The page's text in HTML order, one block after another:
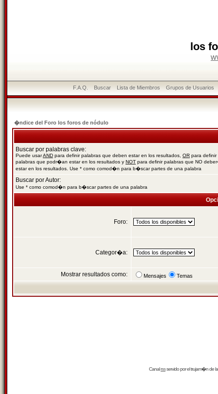
los
F.A.Q. Buscar Lista de Miembros Grupos de Usuarios
�ndice del Foro los foros de nódulo
Buscar por palabras clave:
Puede usarAND para definir palabras que deben estar en los resultados, OR para definir
palabras que podr�an estar en los resultados y NOT para definir palabras que NO
estar en los resultados. Use * como comod�n para b�scar partes de una palabra
Buscar por Autor:
Use * como comod�n para b�scar partes de una palabra
Foro:
Categor�a:
Mostrar resultados como: Mensajes Temas
Canalrssservido por eltrujam�nde